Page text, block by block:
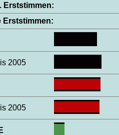
Erststimmen:
Erststimmen:
2005
2005